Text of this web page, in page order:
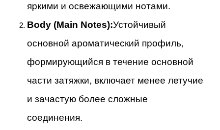
яркими и освежающими нотами.
Body (Main Notes):Устойчивый
основной ароматический профиль,
формирующийся в течение основной
части затяжки, включает менее летучие
и зачастую более сложные
соединения.